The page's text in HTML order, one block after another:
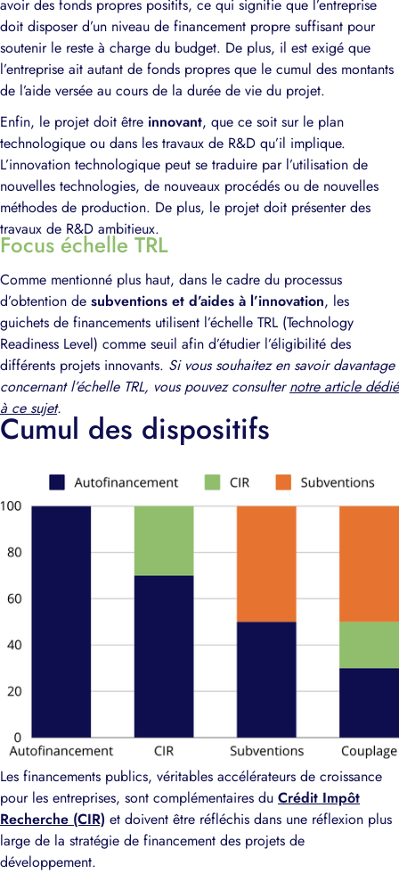
avoir des fonds propres positifs, ce qui signifie que l’entreprise
doit disposer d’un niveau de financement propre suffisant pour
soutenir le reste à charge du budget. De plus, il est exigé que
l’entreprise ait autant de fonds propres que le cumul des montants
de l’aide versée au cours de la durée de vie du projet.
Enfin, le projet doit être innovant, que ce soit sur le plan
technologique ou dans les travaux de R&D qu’il implique.
L’innovation technologique peut se traduire par l’utilisation de
nouvelles technologies, de nouveaux procédés ou de nouvelles
méthodes de production. De plus, le projet doit présenter des
travaux de R&D ambitieux.
Focus échelle TRL
Comme mentionné plus haut, dans le cadre du processus
d’obtention de subventions et d’aides à l’innovation, les
guichets de financements utilisent l’échelle TRL (Technology
Readiness Level) comme seuil afin d’étudier l’éligibilité des
différents projets innovants. Si vous souhaitez en savoir davantage
concernant l’échelle TRL, vous pouvez consulternotre article dédié
à ce sujet.
Cumul des dispositifs
Les financements publics, véritables accélérateurs de croissance
pour les entreprises, sont complémentaires du Crédit Impôt
Recherche (CIR) et doivent être réfléchis dans une réflexion plus
large de la stratégie de financement des projets de
développement.